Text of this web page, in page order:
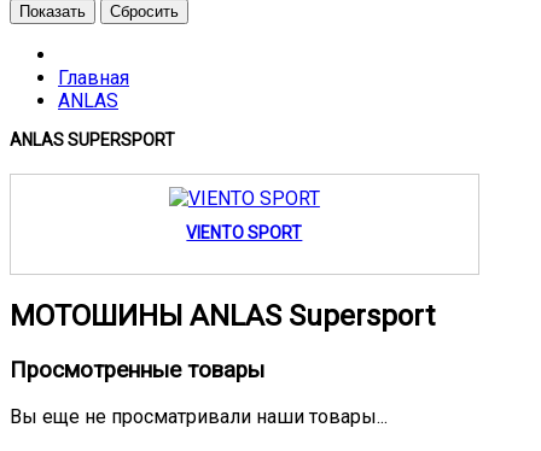
Показать Сбросить
Главная
ANLAS
ANLAS SUPERSPORT
VIENTO SPORT
МОТОШИНЫ ANLAS Supersport
Просмотренные товары
Вы еще не просматривали наши товары...